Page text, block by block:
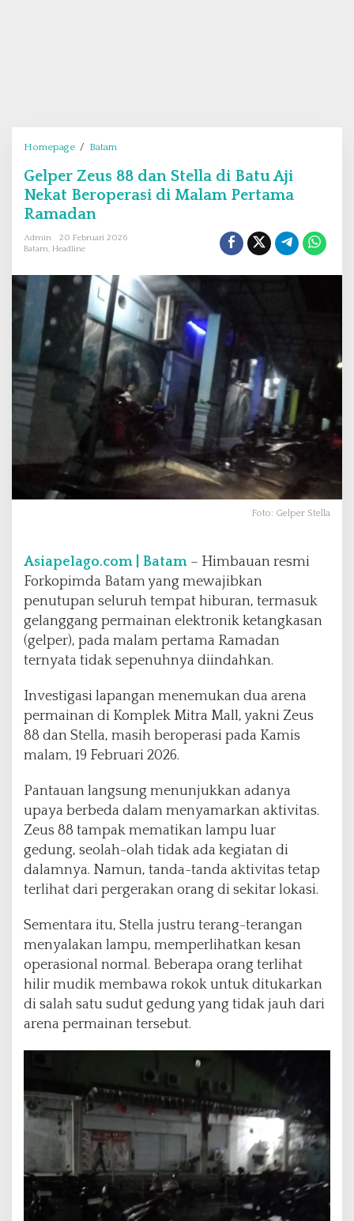
Homepage / Batam
l
p
Z
u
s
8
8
d
a
n
S
t
l
d
u
A
i
N
e
B
e
r
r
a
s
i
M
P
e
r
m
a
m
d
n
Gelper Zeus 88 dan Stella di Batu Aji
Nekat Beroperasi di Malam Pertama
Ramadan
Admin
20 Februari 2026
Batam, Headline
Foto: Gelper Stella
Asiapelago.com | Batam – Himbauan resmi
Forkopimda Batam yang mewajibkan
penutupan seluruh tempat hiburan, termasuk
gelanggang permainan elektronik ketangkasan
(gelper), pada malam pertama Ramadan
ternyata tidak sepenuhnya diindahkan.
Investigasi lapangan menemukan dua arena
permainan di Komplek Mitra Mall, yakni Zeus
88 dan Stella, masih beroperasi pada Kamis
malam, 19 Februari 2026.
Pantauan langsung menunjukkan adanya
upaya berbeda dalam menyamarkan aktivitas.
Zeus 88 tampak mematikan lampu luar
gedung, seolah-olah tidak ada kegiatan di
dalamnya. Namun, tanda-tanda aktivitas tetap
terlihat dari pergerakan orang di sekitar lokasi.
Sementara itu, Stella justru terang-terangan
menyalakan lampu, memperlihatkan kesan
operasional normal. Beberapa orang terlihat
hilir mudik membawa rokok untuk ditukarkan
di salah satu sudut gedung yang tidak jauh dari
arena permainan tersebut.